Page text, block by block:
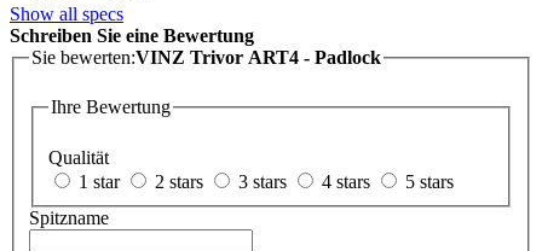
Show all specs
Schreiben Sie eine Bewertung
Sie bewerten:VINZ Trivor ART4 - Padlock
Ihre Bewertung
Qualität
1 star
2 stars 3 stars 4 stars
5 stars
Spitzname